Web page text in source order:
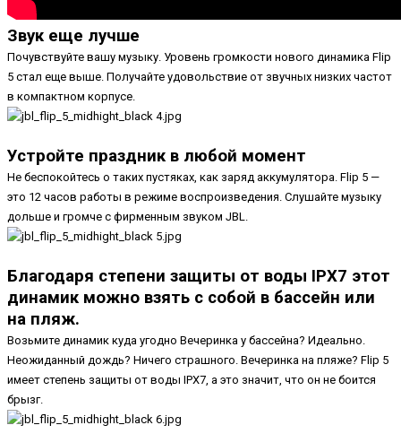
Звук еще лучше
Почувствуйте вашу музыку. Уровень громкости нового динамика Flip
5 стал еще выше. Получайте удовольствие от звучных низких частот
в компактном корпусе.
Устройте праздник в любой момент
Не беспокойтесь о таких пустяках, как заряд аккумулятора. Flip 5 —
это 12 часов работы в режиме воспроизведения. Слушайте музыку
дольше и громче с фирменным звуком JBL.
Благодаря степени защиты от воды IPX7 этот
динамик можно взять с собой в бассейн или
на пляж.
Возьмите динамик куда угодно Вечеринка у бассейна? Идеально.
Неожиданный дождь? Ничего страшного. Вечеринка на пляже? Flip 5
имеет степень защиты от воды IPX7, а это значит, что он не боится
брызг.